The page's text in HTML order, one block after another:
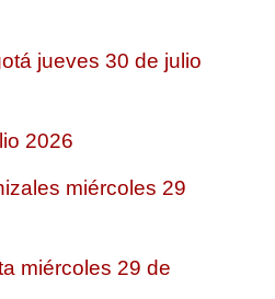
jueves 30 de julio
2026
miércoles 29
miércoles 29 de